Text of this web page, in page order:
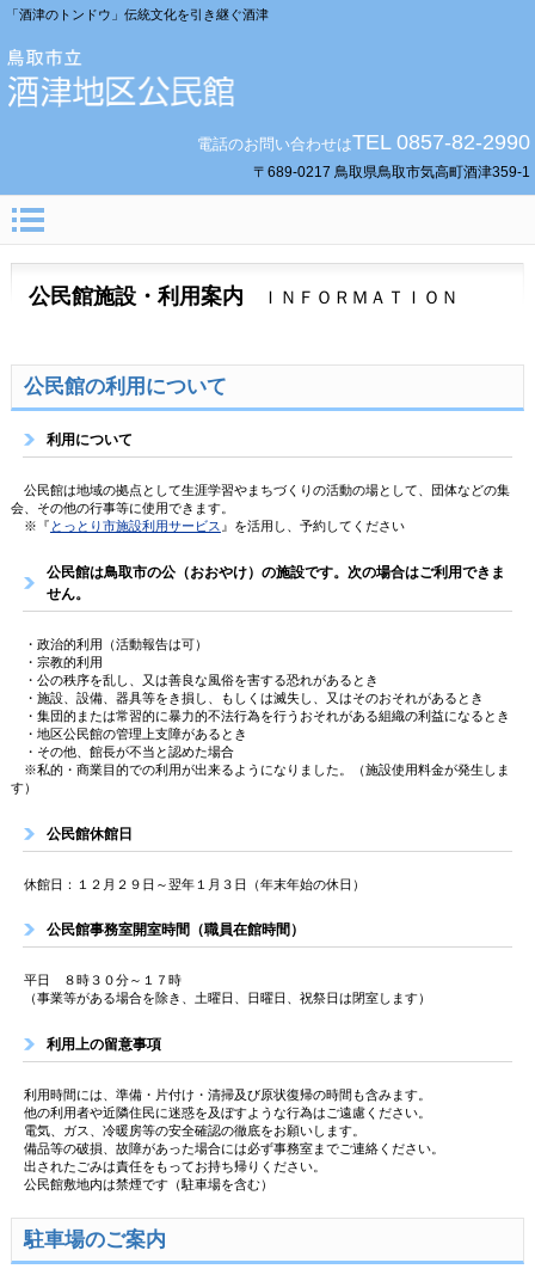
「酒津のトンドウ」伝統文化を引き継ぐ酒津
電話のお問い合わせはTEL 0857-82-2990
〒689-0217 鳥取県鳥取市気高町酒津359-1
公民館施設・利用案内 ＩＮＦＯＲＭＡＴＩＯＮ
公民館の利用について
利用について
公民館は地域の拠点として生涯学習やまちづくりの活動の場として、団体などの集
会、その他の行事等に使用できます。
※『 とっとり市施設利用サービス 』を活用し、予約してください
公民館は鳥取市の公（おおやけ）の施設です。次の場合はご利用できま
せん。
・政治的利用（活動報告は可）
・宗教的利用
・公の秩序を乱し、又は善良な風俗を害する恐れがあるとき
・施設、設備、器具等をき損し、もしくは滅失し、又はそのおそれがあるとき
・集団的または常習的に暴力的不法行為を行うおそれがある組織の利益になるとき
・地区公民館の管理上支障があるとき
・その他、館長が不当と認めた場合
※私的・商業目的での利用が出来るようになりました。（施設使用料金が発生しま
す）
公民館休館日
休館日：１２月２９日～翌年１月３日（年末年始の休日）
公民館事務室開室時間（職員在館時間）
平日 ８時３０分～１７時
（事業等がある場合を除き、土曜日、日曜日、祝祭日は閉室します）
利用上の留意事項
利用時間には、準備・片付け・清掃及び原状復帰の時間も含みます。
他の利用者や近隣住民に迷惑を及ぼすような行為はご遠慮ください。
電気、ガス、冷暖房等の安全確認の徹底をお願いします。
備品等の破損、故障があった場合には必ず事務室までご連絡ください。
出されたごみは責任をもってお持ち帰りください。
公民館敷地内は禁煙です（駐車場を含む）
駐車場のご案内